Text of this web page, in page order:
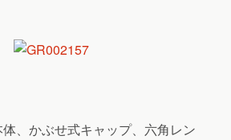
、かぶせ式キャップ、六角レン